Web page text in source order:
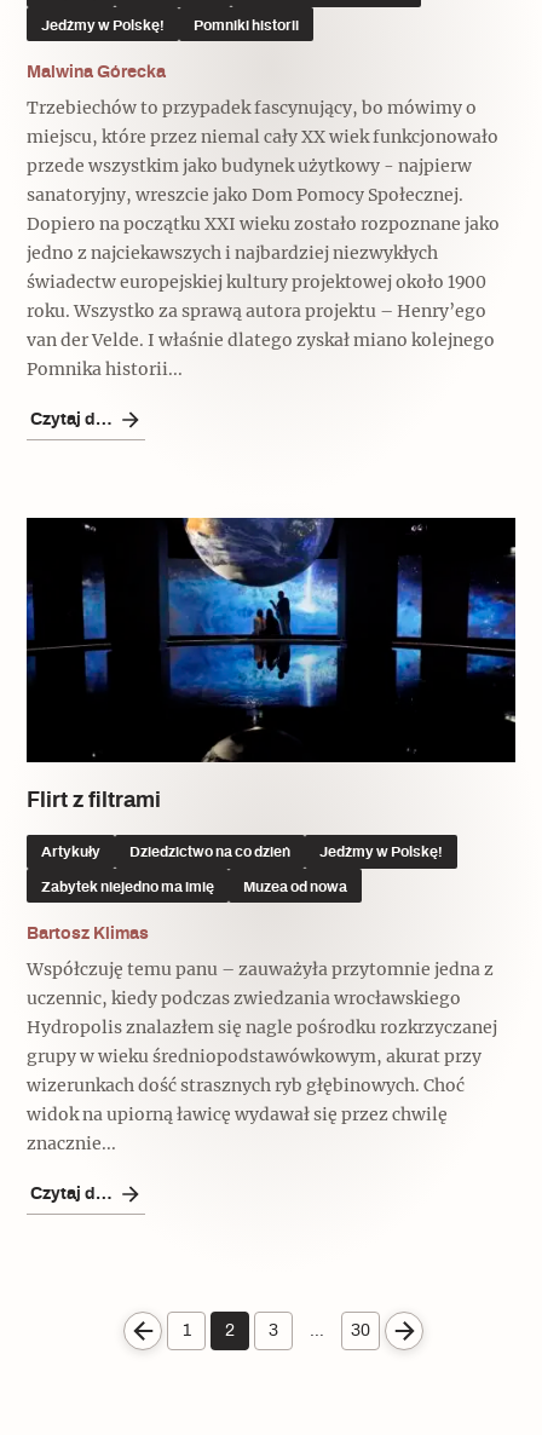
Jedźmy w Polskę! Pomniki historii
Malwina Górecka
Trzebiechów to przypadek fascynujący, bo mówimy o
miejscu, które przez niemal cały XX wiek funkcjonowało
przede wszystkim jako budynek użytkowy - najpierw
sanatoryjny, wreszcie jako Dom Pomocy Społecznej.
Dopiero na początku XXI wieku zostało rozpoznane jako
jedno z najciekawszych i najbardziej niezwykłych
świadectw europejskiej kultury projektowej około 1900
roku. Wszystko za sprawą autora projektu – Henry’ego
van der Velde. I właśnie dlatego zyskał miano kolejnego
Pomnika historii...
Czytaj dalej
Flirt z filtrami
Artykuły Dziedzictwo na co dzień Jedźmy w Polskę!
Zabytek niejedno ma imię Muzea od nowa
Bartosz Klimas
Współczuję temu panu – zauważyła przytomnie jedna z
uczennic, kiedy podczas zwiedzania wrocławskiego
Hydropolis znalazłem się nagle pośrodku rozkrzyczanej
grupy w wieku średniopodstawówkowym, akurat przy
wizerunkach dość strasznych ryb głębinowych. Choć
widok na upiorną ławicę wydawał się przez chwilę
znacznie...
Czytaj dalej
1 2 3 30